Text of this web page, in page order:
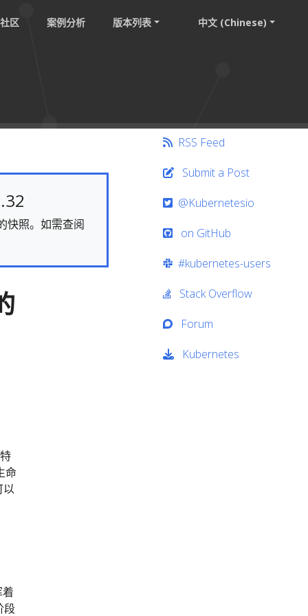
社区 案例分析 版本列表 中文 (Chinese)
快照。如需查阅
命
以
段
RSS Feed
Submit a Post
@Kubernetesio
on GitHub
#kubernetes-users
Stack Overflow
Forum
Kubernetes